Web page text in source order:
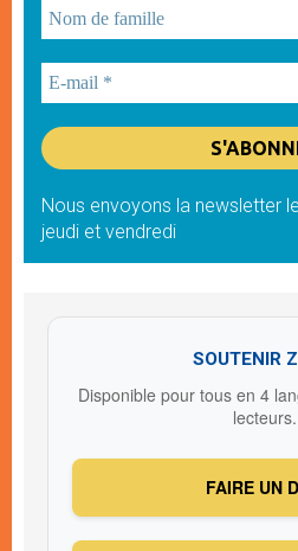
Nous envoyons la newsletter
jeudi et vendredi
SOUTENIR
Disponible pour tous en 4
lecteurs.
FAIRE UN